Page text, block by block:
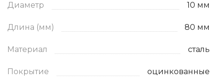
Диаметр 10 мм
Длина (мм) 80 мм
Материал сталь
Покрытие оцинкованные